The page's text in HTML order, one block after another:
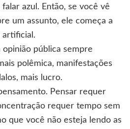
azul. Então, se você vê
um assunto, ele começa a
artificial.
pública sempre
polêmica, manifestações
mais lucro.
Pensar requer
requer tempo sem
que você não esteja lendo as